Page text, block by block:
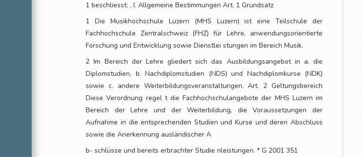
1 beschliesst: , I. Allgemeine Bestimmungen Art. 1 Grundsatz
1 Die Musikhochschule Luzern (MHS Luzern) ist eine Teilschule der
Fachhochschule Zentralschweiz (FHZ) für Lehre, anwendungsorientierte
Forschung und Entwicklung sowie Dienstlei stungen im Bereich Musik.
2 Im Bereich der Lehre gliedert sich das Ausbildungsangebot in a. die
Diplomstudien, b. Nachdiplomstudien (NDS) und Nachdiplomkurse (NDK)
sowie c. andere Weiterbildungsveranstaltungen. Art. 2 Geltungsbereich
Diese Verordnung regel t die Fachhochschulangebote der MHS Luzern im
Bereich der Lehre und der Weiterbildung, die Voraussetzungen der
Aufnahme in die entsprechenden Studien und Kurse und deren Abschluss
sowie die Anerkennung ausländischer A
b- schlüsse und bereits erbrachter Studie nleistungen. * G 2001 351